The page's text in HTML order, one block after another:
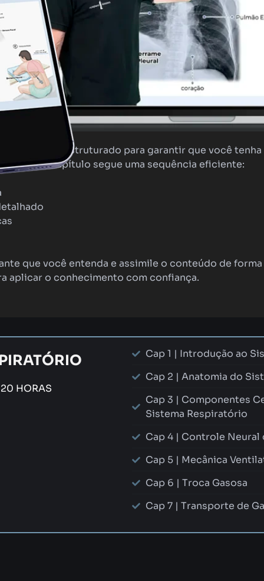
estruturado para garantir que você tenha
Cada capítulo segue uma sequência eficiente:
que você entenda e assimile o conteúdo de
aplicar o conhecimento com confiança.
HORAS
Cap 1 | Introdução ao
Cap 2 | Anatomia do
Cap 3 | Componentes
Sistema Respiratório
Cap 4 | Controle Neural
Cap 5 | Mecânica
Cap 6 | Troca Gasosa
Cap 7 | Transporte de